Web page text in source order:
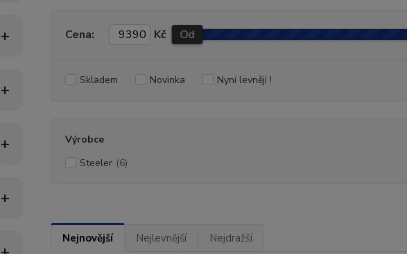
Cena: Kč Od
Skladem Novinka Nyní levněji !
Výrobce
Steeler (6)
Nejnovější Nejlevnější Nejdražší